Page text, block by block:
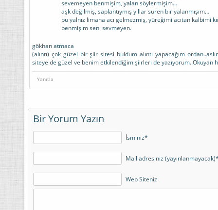
sevemeyen benmişim, yalan söylermişim…
aşk değilmiş, saplantıymış yıllar süren bir yalanmışım…
bu yalnız limana acı gelmezmiş, yüreğimi acıtan kalbimi
benmişim seni sevmeyen.
gökhan atmaca
(alıntı) çok güzel bir şiir sitesi buldum alıntı yapacağım
siteye de güzel ve benim etkilendiğim şiirleri de yazıyorum..Okuyan
Yanıtla
Bir Yorum Yazın
İsminiz*
Mail adresiniz
Web Siteniz